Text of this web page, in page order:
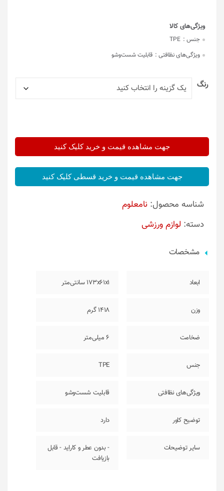
جنس : TPE
ویژگی‌های نظافتی : قابلیت شست‌وشو
رنگ
جهت مشاهده قیمت و خرید کلیک کنید
جهت مشاهده قیمت و خرید قسطی کلیک کنید
شناسه محصول: نامعلوم
دسته: لوازم ورزشی
مشخصات
ابعاد 173x61x1 سانتی‌متر
وزن 1418 گرم
ضخامت 6 میلی‌متر
جنس TPE
ویژگی‌های نظافتی قابلیت شست‌وشو
توضیح کاور دارد
سایر توضیحات
- بدون عطر و کاراید - قابل
بازیافت